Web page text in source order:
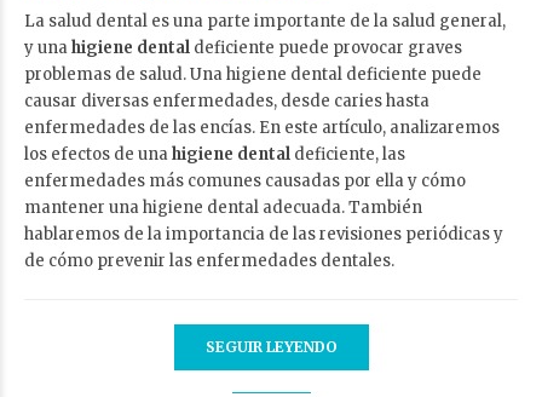
La salud dental es una parte importante de la salud general,
y unahigiene dental deficiente puede provocar graves
problemas de salud. Una higiene dental deficiente puede
causar diversas enfermedades, desde caries hasta
enfermedades de las encías. En este artículo, analizaremos
los efectos de unahigiene dental deficiente, las
enfermedades más comunes causadas por ella y cómo
mantener una higiene dental adecuada. También
hablaremos de la importancia de las revisiones periódicas y
de cómo prevenir las enfermedades dentales.
SEGUIR LEYENDO